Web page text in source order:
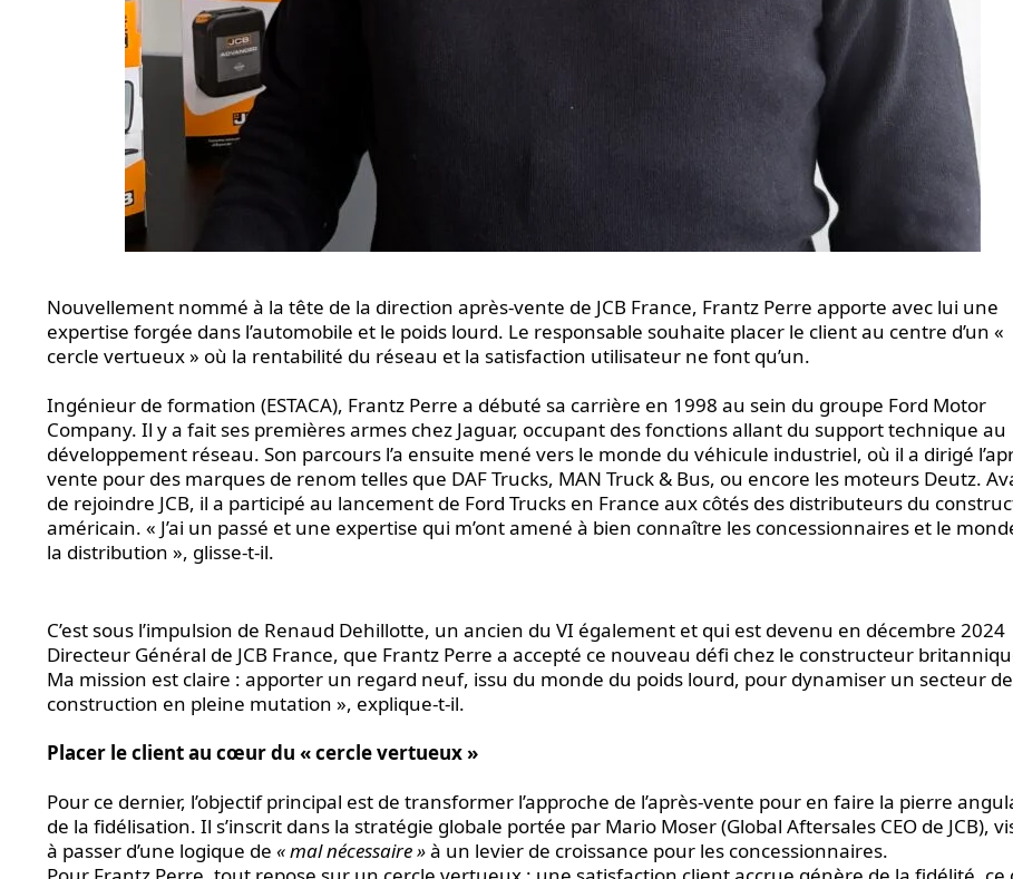
Nouvellement nommé à la tête de la direction après-vente de JCB France, Frantz Perre apporte avec lui une
expertise forgée dans l’automobile et le poids lourd. Le responsable souhaite placer le client au centre d’un «
cercle vertueux » où la rentabilité du réseau et la satisfaction utilisateur ne font qu’un.
Ingénieur de formation (ESTACA), Frantz Perre a débuté sa carrière en 1998 au sein du groupe Ford Motor
Company. Il y a fait ses premières armes chez Jaguar, occupant des fonctions allant du support technique au
développement réseau. Son parcours l’a ensuite mené vers le monde du véhicule industriel, où il a dirigé
vente pour des marques de renom telles que DAF Trucks, MAN Truck & Bus, ou encore les moteurs Deutz.
de rejoindre JCB, il a participé au lancement de Ford Trucks en France aux côtés des distributeurs du
américain. « J’ai un passé et une expertise qui m’ont amené à bien connaître les concessionnaires et le
la distribution », glisse-t-il.
C’est sous l’impulsion de Renaud Dehillotte, un ancien du VI également et qui est devenu en décembre 2024
Directeur Général de JCB France, que Frantz Perre a accepté ce nouveau défi chez le constructeur
Ma mission est claire : apporter un regard neuf, issu du monde du poids lourd, pour dynamiser un secteur
construction en pleine mutation », explique-t-il.
Placer le client au cœur du « cercle vertueux »
Pour ce dernier, l’objectif principal est de transformer l’approche de l’après-vente pour en faire la pierre
de la fidélisation. Il s’inscrit dans la stratégie globale portée par Mario Moser (Global Aftersales CEO de JCB),
à passer d’une logique de « mal nécessaire »à un levier de croissance pour les concessionnaires.